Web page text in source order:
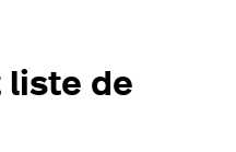
liste de